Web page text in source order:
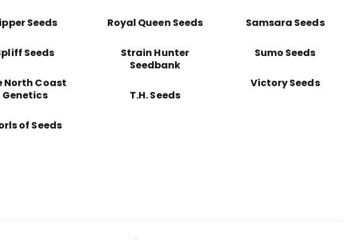
Seeds
Seeds
North Coast
Genetics
of Seeds
Royal Queen Seeds
Strain Hunter
Seedbank
T.H. Seeds
Samsara Seeds
Sumo Seeds
Victory Seeds